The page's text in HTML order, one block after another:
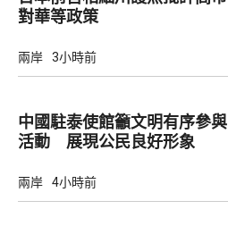
對華等政策
兩岸 3小時前
中國駐泰使館籲文明有序參與
活動 展現公民良好形象
兩岸 4小時前